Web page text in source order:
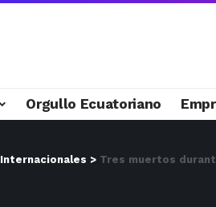
Orgullo Ecuatoriano
Internacionales > Tres muertos